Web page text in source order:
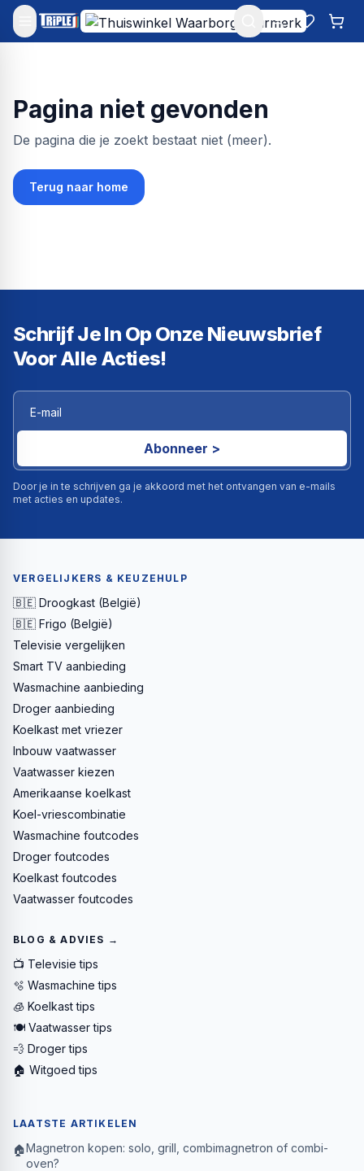
Mijn account
Pagina niet gevonden
De pagina die je zoekt bestaat niet (meer).
Terug naar home
Schrijf Je In Op Onze Nieuwsbrief
Voor Alle Acties!
Abonneer >
Door je in te schrijven ga je akkoord met het ontvangen van e-mails
met acties en updates.
VERGELIJKERS & KEUZEHULP
🇧🇪 Droogkast (België)
🇧🇪 Frigo (België)
Televisie vergelijken
Smart TV aanbieding
Wasmachine aanbieding
Droger aanbieding
Koelkast met vriezer
Inbouw vaatwasser
Vaatwasser kiezen
Amerikaanse koelkast
Koel-vriescombinatie
Wasmachine foutcodes
Droger foutcodes
Koelkast foutcodes
Vaatwasser foutcodes
BLOG & ADVIES →
📺 Televisie tips
🫧 Wasmachine tips
🧊 Koelkast tips
🍽️ Vaatwasser tips
💨 Droger tips
🏠 Witgoed tips
LAATSTE ARTIKELEN
🏠Magnetron kopen: solo, grill, combimagnetron of combi-
oven?